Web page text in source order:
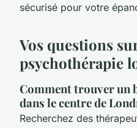
sécurisé pour votre
Vos questions
psychothérapie
Comment trouver un
dans le centre de
Recherchez des